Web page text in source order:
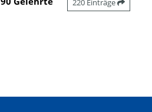
220 Einträge